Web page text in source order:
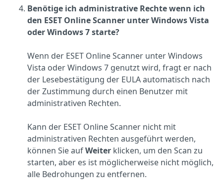
Benötige ich administrative Rechte wenn ich
den ESET Online Scanner unter Windows Vista
oder Windows 7 starte?
Wenn der ESET Online Scanner unter Windows
Vista oder Windows 7 genutzt wird, fragt er nach
der Lesebestätigung der EULA automatisch nach
der Zustimmung durch einen Benutzer mit
administrativen Rechten.
Kann der ESET Online Scanner nicht mit
administrativen Rechten ausgeführt werden,
können Sie aufWeiter klicken, um den Scan zu
starten, aber es ist möglicherweise nicht möglich,
alle Bedrohungen zu entfernen.